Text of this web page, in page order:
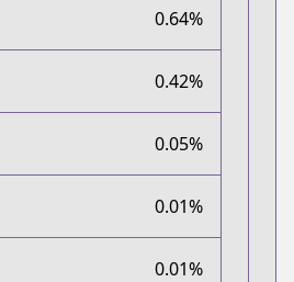
0.64%
0.42%
0.05%
0.01%
0.01%